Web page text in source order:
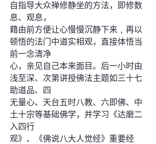
自指导大众禅修静坐的方法，即修数
息、观息，
藉由前方便让​​心慢慢沉静下来﹐再以
顿悟的法门中道实相观，直接体悟当
前一念清净
心，亲见自己本来面目。后一小时由
浅至深、次第讲授佛法主题如三十七
助道品、四
无量心、天台五时八教、六即佛、中
土十宗等基础佛学，并学习《达磨二
入四行
观》、《佛说八大人觉经》重要经